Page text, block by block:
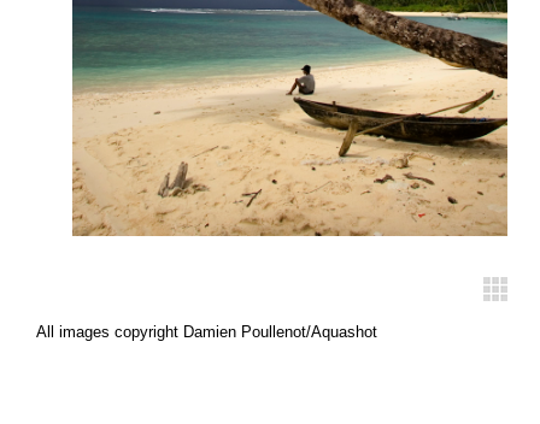
All images copyright Damien Poullenot/Aquashot